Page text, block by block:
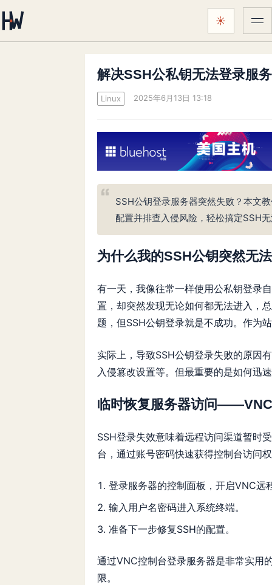
颜色主题：
☀跟随系统 菜
解决SSH公私钥无法登录服
Linux 2025年6月13日 13:18
SSH公钥登录服务器突然失败？本文
配置并排查入侵风险，轻松搞定SSH
为什么我的SSH公钥突然无
有一天，我像往常一样使用公私钥登录
置 ，却突然发现无论如何都无法进入，
题，但SSH公钥登录就是不成功。作为
实际上，导致SSH公钥登录失败的原因
入侵篡改设置等。但最重要的是如何迅
临时恢复服务器访问
SSH登录失效意味着远程访问渠道暂时
台，通过账号密码快速获得控制台访问
登录服务器的控制面板，开启VNC远
输入用户名密码进入系统终端。
准备下一步修复SSH的配置。
通过VNC控制台登录服务器是非常实用
限。